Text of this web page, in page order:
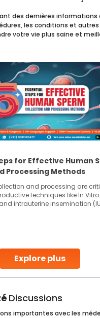
Explore plus
des dernières informations
les conditions et autres
votre vie plus saine et
for Effective Human
Processing Methods
and processing are
techniques like In Vitro
intrauterine insemination
the
Discussions
importantes avec les